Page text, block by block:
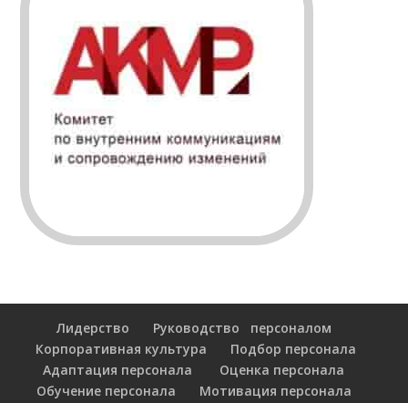
Лидерство
Руководство персоналом
Корпоративная культура
Подбор персонала
Адаптация персонала
Оценка персонала
Обучение персонала
Мотивация персонала